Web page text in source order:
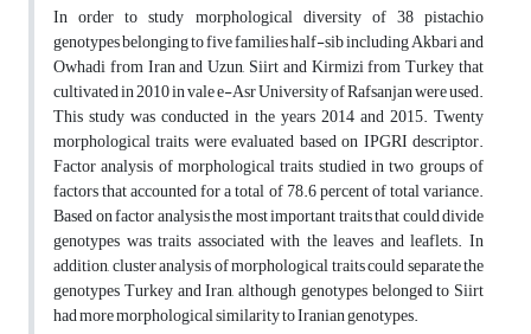
In order to study morphological diversity of 38 pistachio
genotypes belonging to five families half-sib including Akbari and
Owhadi from Iran and Uzun, Siirt and Kirmizi from Turkey that
cultivated in 2010 in vale e-Asr University of Rafsanjan were used.
This study was conducted in the years 2014 and 2015. Twenty
morphological traits were evaluated based on IPGRI descriptor.
Factor analysis of morphological traits studied in two groups of
factors that accounted for a total of 78.6 percent of total variance.
Based on factor analysis the most important traits that could divide
genotypes was traits associated with the leaves and leaflets. In
addition, cluster analysis of morphological traits could separate the
genotypes Turkey and Iran, although genotypes belonged to Siirt
had more morphological similarity to Iranian genotypes.